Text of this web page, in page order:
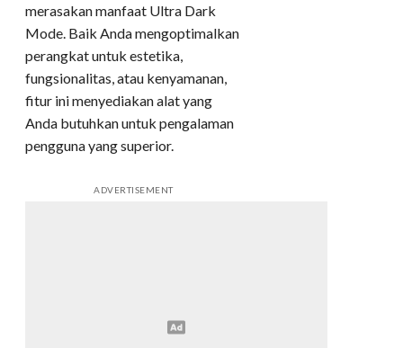
merasakan manfaat Ultra Dark
Mode. Baik Anda mengoptimalkan
perangkat untuk estetika,
fungsionalitas, atau kenyamanan,
fitur ini menyediakan alat yang
Anda butuhkan untuk pengalaman
pengguna yang superior.
ADVERTISEMENT